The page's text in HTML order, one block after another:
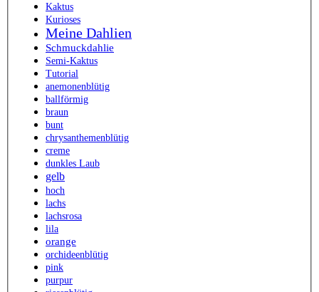
Kaktus
Kurioses
Meine Dahlien
Schmuckdahlie
Semi-Kaktus
Tutorial
anemonenblütig
ballförmig
braun
bunt
chrysanthemenblütig
creme
dunkles Laub
gelb
hoch
lachs
lachsrosa
lila
orange
orchideenblütig
pink
purpur